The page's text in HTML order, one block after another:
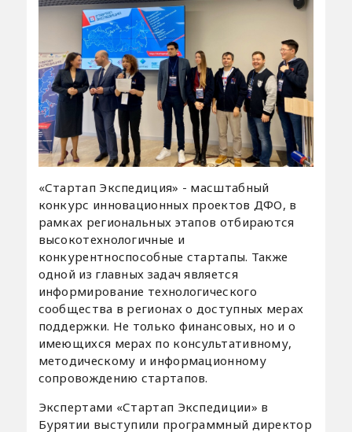
«Стартап Экспедиция» - масштабный
конкурс инновационных проектов ДФО, в
рамках региональных этапов отбираются
высокотехнологичные и
конкурентноспособные стартапы. Также
одной из главных задач является
информирование технологического
сообщества в регионах о доступных мерах
поддержки. Не только финансовых, но и о
имеющихся мерах по консультативному,
методическому и информационному
сопровождению стартапов.
Экспертами «Стартап Экспедиции» в
Бурятии выступили программный директор